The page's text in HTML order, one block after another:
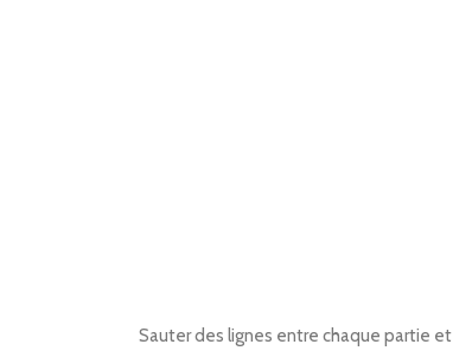
Sauter des lignes entre chaque partie et